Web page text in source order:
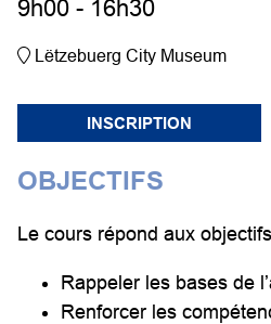
9h00 - 16h30
Lëtzebuerg City Museum
INSCRIPTION
OBJECTIFS
Le cours répond aux
Rappeler les bases de
Renforcer les